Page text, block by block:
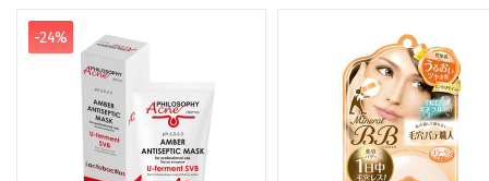
-24%